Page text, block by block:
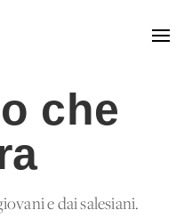
che
e dai salesiani.